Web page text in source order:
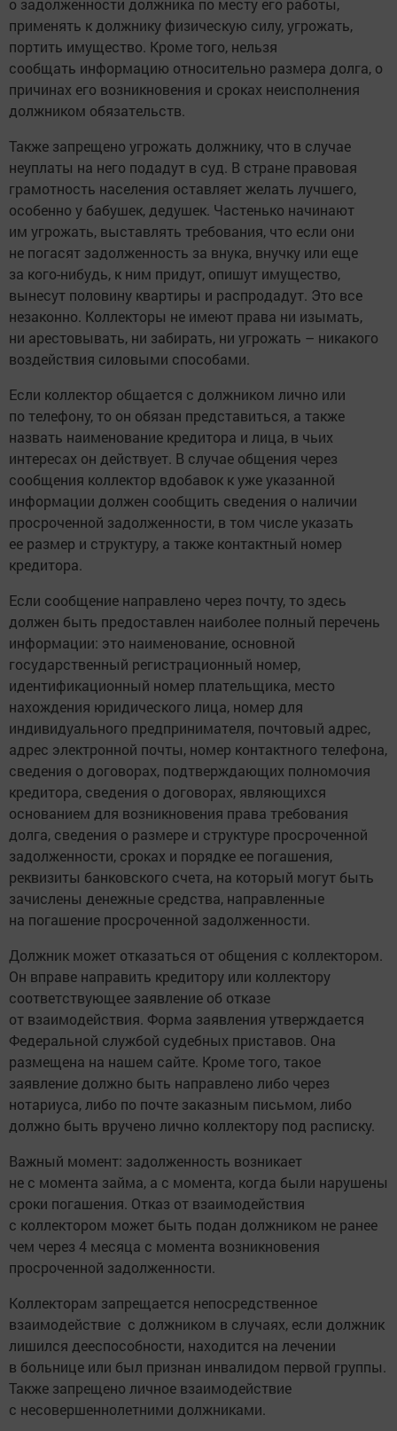
о задолженности должника по месту его работы,
применять к должнику физическую силу, угрожать,
портить имущество. Кроме того, нельзя
сообщать информацию относительно размера долга, о
причинах его возникновения и сроках неисполнения
должником обязательств.
Также запрещено угрожать должнику, что в случае
неуплаты на него подадут в суд. В стране правовая
грамотность населения оставляет желать лучшего,
особенно у бабушек, дедушек. Частенько начинают
им угрожать, выставлять требования, что если они
не погасят задолженность за внука, внучку или еще
за кого-нибудь, к ним придут, опишут имущество,
вынесут половину квартиры и распродадут. Это все
незаконно. Коллекторы не имеют права ни изымать,
ни арестовывать, ни забирать, ни угрожать – никакого
воздействия силовыми способами.
Если коллектор общается с должником лично или
по телефону, то он обязан представиться, а также
назвать наименование кредитора и лица, в чьих
интересах он действует. В случае общения через
сообщения коллектор вдобавок к уже указанной
информации должен сообщить сведения о наличии
просроченной задолженности, в том числе указать
ее размер и структуру, а также контактный номер
кредитора.
Если сообщение направлено через почту, то здесь
должен быть предоставлен наиболее полный перечень
информации: это наименование, основной
государственный регистрационный номер,
идентификационный номер плательщика, место
нахождения юридического лица, номер для
индивидуального предпринимателя, почтовый адрес,
адрес электронной почты, номер контактного телефона,
сведения о договорах, подтверждающих полномочия
кредитора, сведения о договорах, являющихся
основанием для возникновения права требования
долга, сведения о размере и структуре просроченной
задолженности, сроках и порядке ее погашения,
реквизиты банковского счета, на который могут быть
зачислены денежные средства, направленные
на погашение просроченной задолженности.
Должник может отказаться от общения с коллектором.
Он вправе направить кредитору или коллектору
соответствующее заявление об отказе
от взаимодействия. Форма заявления утверждается
Федеральной службой судебных приставов. Она
размещена на нашем сайте. Кроме того, такое
заявление должно быть направлено либо через
нотариуса, либо по почте заказным письмом, либо
должно быть вручено лично коллектору под расписку.
Важный момент: задолженность возникает
не с момента займа, а с момента, когда были нарушены
сроки погашения. Отказ от взаимодействия
с коллектором может быть подан должником не ранее
чем через 4 месяца с момента возникновения
просроченной задолженности.
Коллекторам запрещается непосредственное
взаимодействие с должником в случаях, если должник
лишился дееспособности, находится на лечении
в больнице или был признан инвалидом первой группы.
Также запрещено личное взаимодействие
с несовершеннолетними должниками.